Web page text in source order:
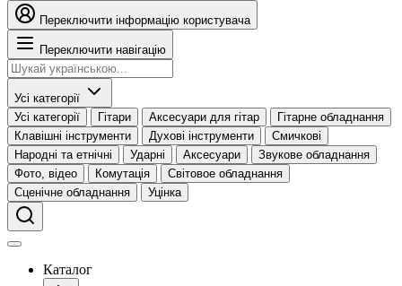
Переключити інформацію користувача
Переключити навігацію
Усі категорії
Усі категорії
Гітари Аксесуари для гітар
Гітарне обладнання
Клавішні інструменти
Духові інструменти
Смичкові
Народні та етнічні
Ударні Аксесуари
Звукове обладнання
Фото, відео
Комутація
Світовое обладнання
Сценічне обладнання
Уцінка
Каталог